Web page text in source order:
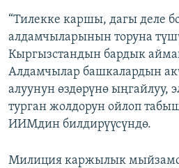
“Тилекке каршы, дагы деле
алдамчыларынын торуна
Кыргызстандын бардык
Алдамчылар башкалардын
алуунун өздөрүнө ыңгайлуу,
турган жолдорун ойлоп
ИИМдин билдирүүсүндө.
Милиция каржылык